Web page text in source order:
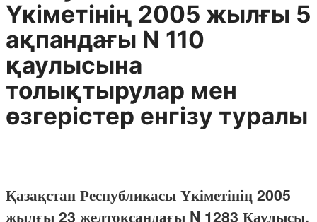
Үкіметінің 2005 жылғы 5
ақпандағы N 110
қаулысына
толықтырулар мен
өзгерістер енгізу туралы
Қазақстан Республикасы Үкіметінің 2005
жылғы 23 желтоқсандағы N 1283 Қаулысы.